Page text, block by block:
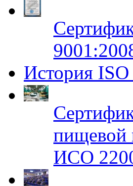
История
ИСО